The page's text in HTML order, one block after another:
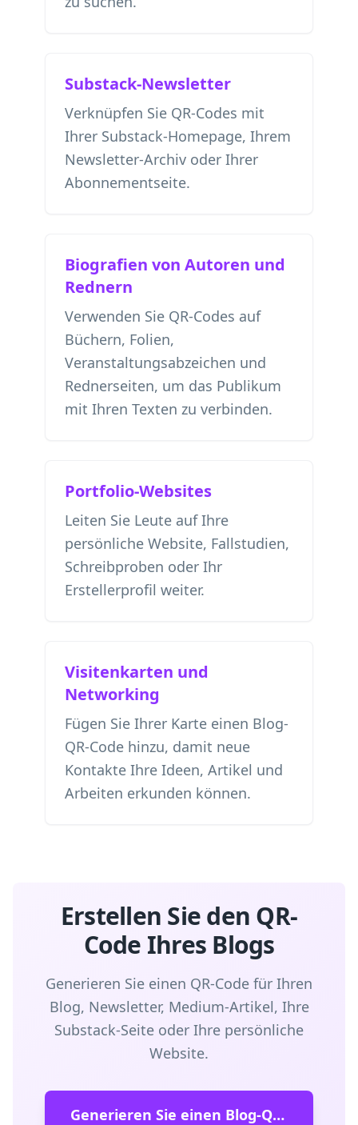
Substack-Newsletter
Verknüpfen Sie QR-Codes mit
Ihrer Substack-Homepage, Ihrem
Newsletter-Archiv oder Ihrer
Abonnementseite.
Biografien von Autoren und
Rednern
Verwenden Sie QR-Codes auf
Büchern, Folien,
Veranstaltungsabzeichen und
Rednerseiten, um das Publikum
mit Ihren Texten zu verbinden.
Portfolio-Websites
Leiten Sie Leute auf Ihre
persönliche Website, Fallstudien,
Schreibproben oder Ihr
Erstellerprofil weiter.
Visitenkarten und
Networking
Fügen Sie Ihrer Karte einen Blog-
QR-Code hinzu, damit neue
Kontakte Ihre Ideen, Artikel und
Arbeiten erkunden können.
Erstellen Sie den QR-
Code Ihres Blogs
Generieren Sie einen QR-Code für Ihren
Blog, Newsletter, Medium-Artikel, Ihre
Substack-Seite oder Ihre persönliche
Website.
Generieren Sie einen Blog-QR-Code